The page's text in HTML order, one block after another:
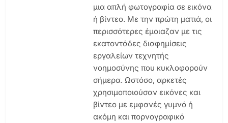
μια απλή φωτογραφία σε εικόνα
ή βίντεο. Με την πρώτη ματιά, οι
περισσότερες έμοιαζαν με τις
εκατοντάδες διαφημίσεις
εργαλείων τεχνητής
νοημοσύνης που κυκλοφορούν
σήμερα. Ωστόσο, αρκετές
χρησιμοποιούσαν εικόνες και
βίντεο με εμφανές γυμνό ή
ακόμη και πορνογραφικό